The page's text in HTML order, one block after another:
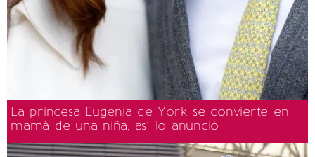
La princesa Eugenia de York se convierte en
mamá de una niña, así lo anunció